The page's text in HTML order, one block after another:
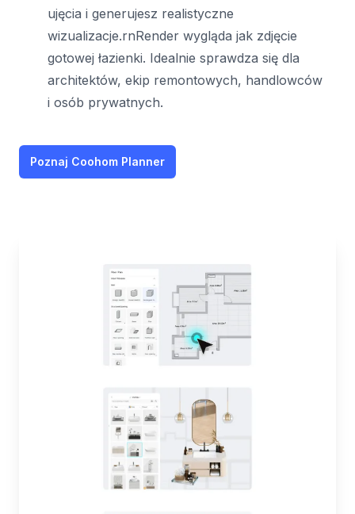
ujęcia i generujesz realistyczne
wizualizacje.rnRender wygląda jak zdjęcie
gotowej łazienki. Idealnie sprawdza się dla
architektów, ekip remontowych, handlowców
i osób prywatnych.
Poznaj Coohom Planner